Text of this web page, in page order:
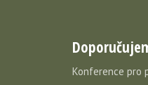
Konference pro